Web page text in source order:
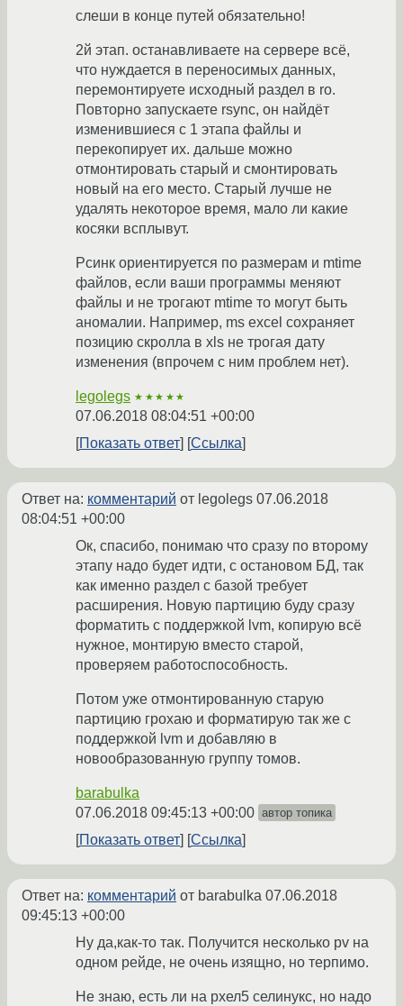
слеши в конце путей обязательно!
2й этап. останавливаете на сервере всё,
что нуждается в переносимых данных,
перемонтируете исходный раздел в ro.
Повторно запускаете rsync, он найдёт
изменившиеся с 1 этапа файлы и
перекопирует их. дальше можно
отмонтировать старый и смонтировать
новый на его место. Старый лучше не
удалять некоторое время, мало ли какие
косяки всплывут.
Рсинк ориентируется по размерам и mtime
файлов, если ваши программы меняют
файлы и не трогают mtime то могут быть
аномалии. Например, ms excel сохраняет
позицию скролла в xls не трогая дату
изменения (впрочем с ним проблем нет).
legolegs ★★★★★
07.06.2018 08:04:51 +00:00
Показать ответ
Ссылка
Ответ на: комментарий от legolegs 07.06.2018
08:04:51 +00:00
Ок, спасибо, понимаю что сразу по второму
этапу надо будет идти, с остановом БД, так
как именно раздел с базой требует
расширения. Новую партицию буду сразу
форматить с поддержкой lvm, копирую всё
нужное, монтирую вместо старой,
проверяем работоспособность.
Потом уже отмонтированную старую
партицию грохаю и форматирую так же с
поддержкой lvm и добавляю в
новообразованную группу томов.
barabulka
07.06.2018 09:45:13 +00:00 автор топика
Показать ответ Ссылка
Ответ на: комментарий от barabulka 07.06.2018
09:45:13 +00:00
Ну да,как-то так. Получится несколько pv на
одном рейде, не очень изящно, но терпимо.
Не знаю, есть ли на рхел5 селинукс, но надо